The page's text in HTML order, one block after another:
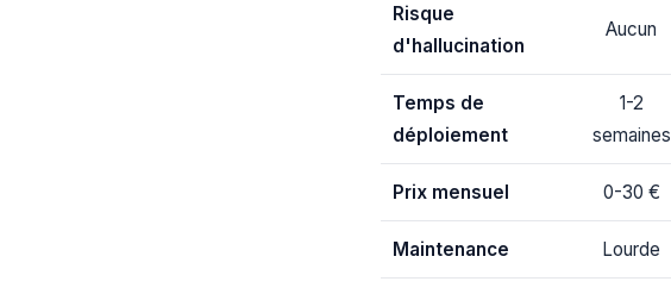
Risque
d'hallucination
Aucun
Temps de
déploiement
1-2
semaines
Prix mensuel 0-30 €
Maintenance Lourde